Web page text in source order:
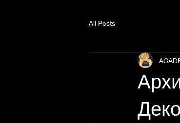
All Posts